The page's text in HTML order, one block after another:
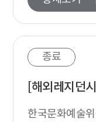
종료
한국문화예술